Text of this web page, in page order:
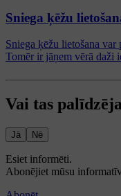
Sniega ķēžu
Sniega ķēžu lietošana var
Tomēr ir jāņem vērā daži
Vai tas
Jā Nē